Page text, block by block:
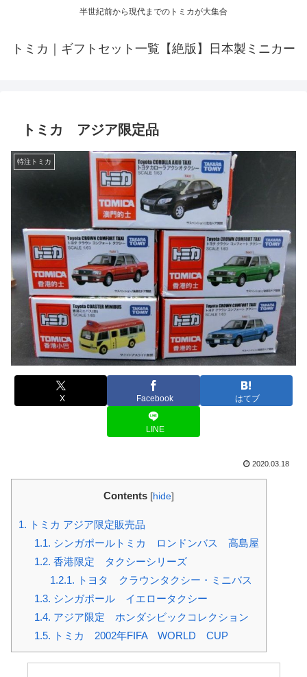
半世紀前から現代までのトミカが大集合
トミカ｜ギフトセット一覧【絶版】日本製ミニカー
トミカ アジア限定品
特注トミカ
X Facebook はてブ
LINE
2020.03.18
Contents [hide]
1. トミカ アジア限定販売品
1.1. シンガポールトミカ ロンドンバス 高島屋
1.2. 香港限定 タクシーシリーズ
1.2.1. トヨタ クラウンタクシー・ミニバス
1.3. シンガポール イエロータクシー
1.4. アジア限定 ホンダシビックコレクション
1.5. トミカ 2002年FIFA WORLD CUP